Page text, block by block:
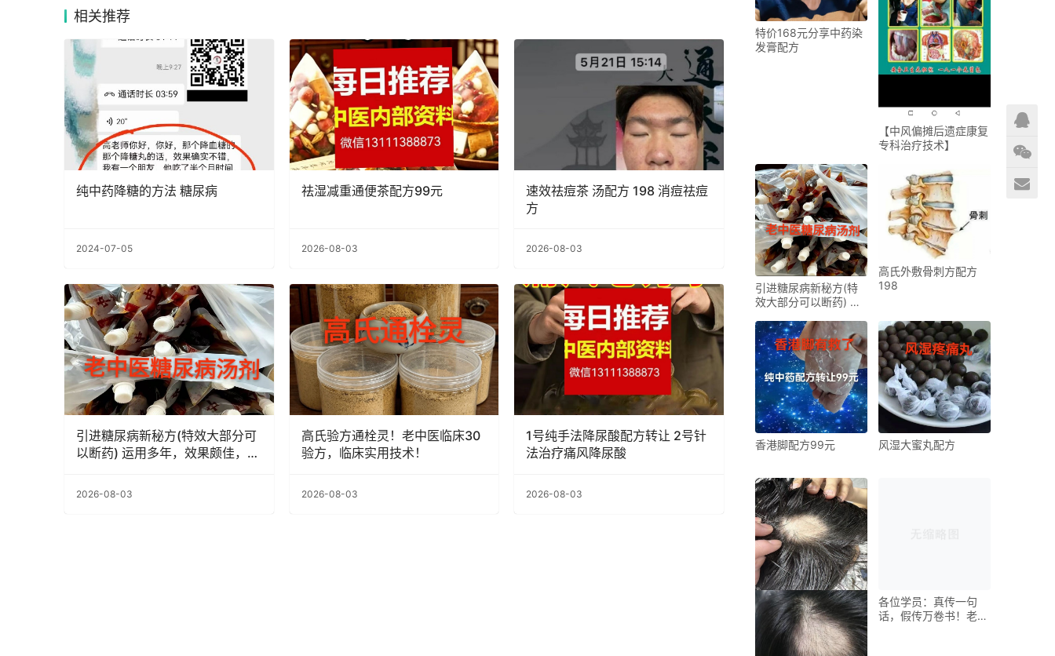
相关推荐
纯中药降糖的方法 糖尿病
2024-07-05
祛湿减重通便茶配方99元
2026-08-03
速效祛痘茶 汤配方 198 消痘祛痘
方
2026-08-03
引进糖尿病新秘方(特效大部分可
以断药) 运用多年，效果颇佳，没
2026-08-03
高氏验方通栓灵！老中医临床30
验方，临床实用技术！
2026-08-03
1号纯手法降尿酸配方转让 2号针
法治疗痛风降尿酸
2026-08-03
特价168元分享中药染
发膏配方
【中风偏摊后遗症康复
专科治疗技术】
引进糖尿病新秘方(特
效大部分可以断药) 运
吃降糖药的几乎都可以
治愈！
高氏外敷骨刺方配方
198
香港脚配方99元 风湿大蜜丸配方
各位学员：真传一句
话，假传万卷书！老中